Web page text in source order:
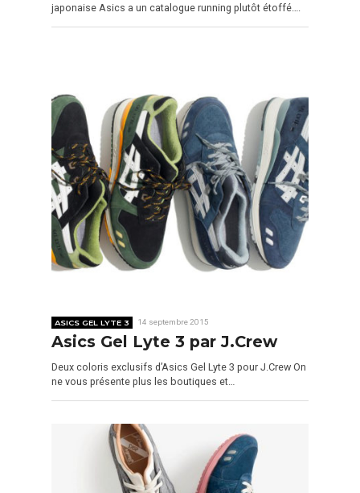
japonaise Asics a un catalogue running plutôt étoffé….
ASICS GEL LYTE 3 14 septembre 2015
Asics Gel Lyte 3 par J.Crew
Deux coloris exclusifs d’Asics Gel Lyte 3 pour J.Crew On
ne vous présente plus les boutiques et…